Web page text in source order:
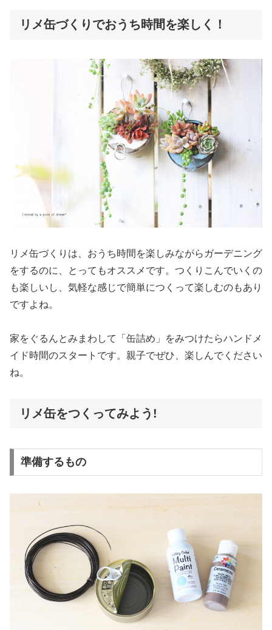
リメ缶づくりでおうち時間を楽しく！
リメ缶づくりは、おうち時間を楽しみながらガーデニング
をするのに、とってもオススメです。つくりこんでいくの
も楽しいし、気軽な感じで簡単につくって楽しむのもあり
ですよね。
家をぐるんとみまわして「缶詰め」をみつけたらハンドメ
イド時間のスタートです。親子でぜひ、楽しんでください
ね。
リメ缶をつくってみよう!
準備するもの